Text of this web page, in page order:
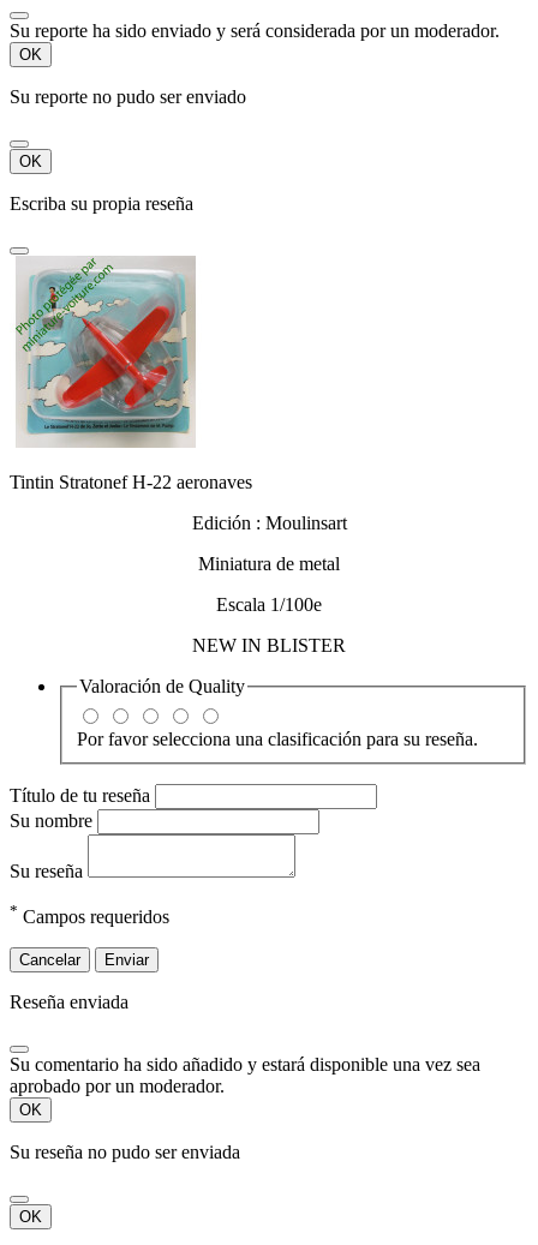
Su reporte ha sido enviado y será considerada por un moderador.
OK
Su reporte no pudo ser enviado
OK
Escriba su propia reseña
Tintin Stratonef H-22 aeronaves
Edición : Moulinsart
Miniatura de metal
Escala 1/100e
NEW IN BLISTER
Valoración de Quality
Por favor selecciona una clasificación para su reseña.
Título de tu reseña
Su nombre
Su reseña
* Campos requeridos
Cancelar Enviar
Reseña enviada
Su comentario ha sido añadido y estará disponible una vez sea
aprobado por un moderador.
OK
Su reseña no pudo ser enviada
OK